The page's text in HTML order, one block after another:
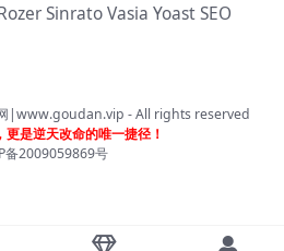
SinratoVasia Yoast SEO
|www.goudan.vip - All rights reserved
是逆天改命的唯一捷径！
备2009059869号